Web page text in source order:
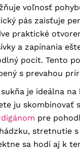
voľnosť
pás zaisťuje
praktické
a zapínania
pocit. Tento
s prevahou
je ideálna
ju skombinovať
pre
stretnutie
sa hodí aj k